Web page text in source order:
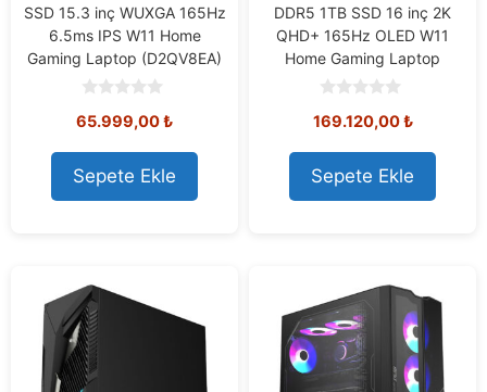
SSD 15.3 inç WUXGA 165Hz
6.5ms IPS W11 Home
Gaming Laptop (D2QV8EA)
o
t
o
f
5
65.999,00₺
Sepete Ekle
DDR5 1TB SSD 16 inç 2K
QHD+ 165Hz OLED W11
Home Gaming Laptop
o
t
o
f
5
169.120,00₺
Sepete Ekle